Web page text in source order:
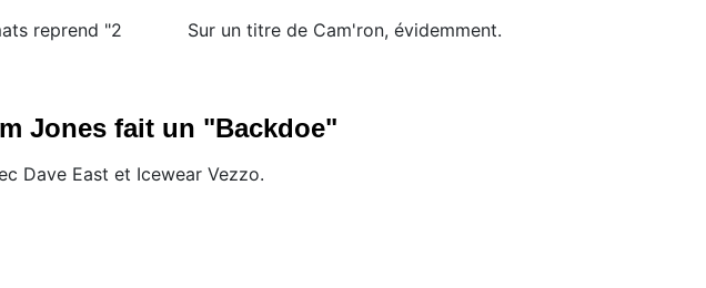
reprend "2
Sur un titre de Cam'ron, évidemment.
Jones fait un "Backdoe"
Dave East et Icewear Vezzo.